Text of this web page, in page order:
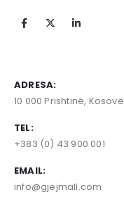
ADRESA:
10 000 Prishtinë, Kosovë
TEL:
+383 (0) 43 900 001
EMAIL:
info@gjejmall.com